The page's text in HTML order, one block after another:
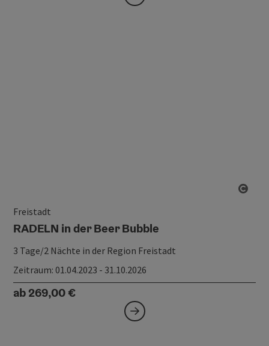
Freistadt
RADELN in der Beer Bubble
3 Tage/2 Nächte in der Region Freistadt
Zeitraum: 01.04.2023 - 31.10.2026
ab 269,00 €